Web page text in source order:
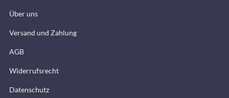
Über uns
Versand und Zahlung
AGB
Widerrufsrecht
Datenschutz